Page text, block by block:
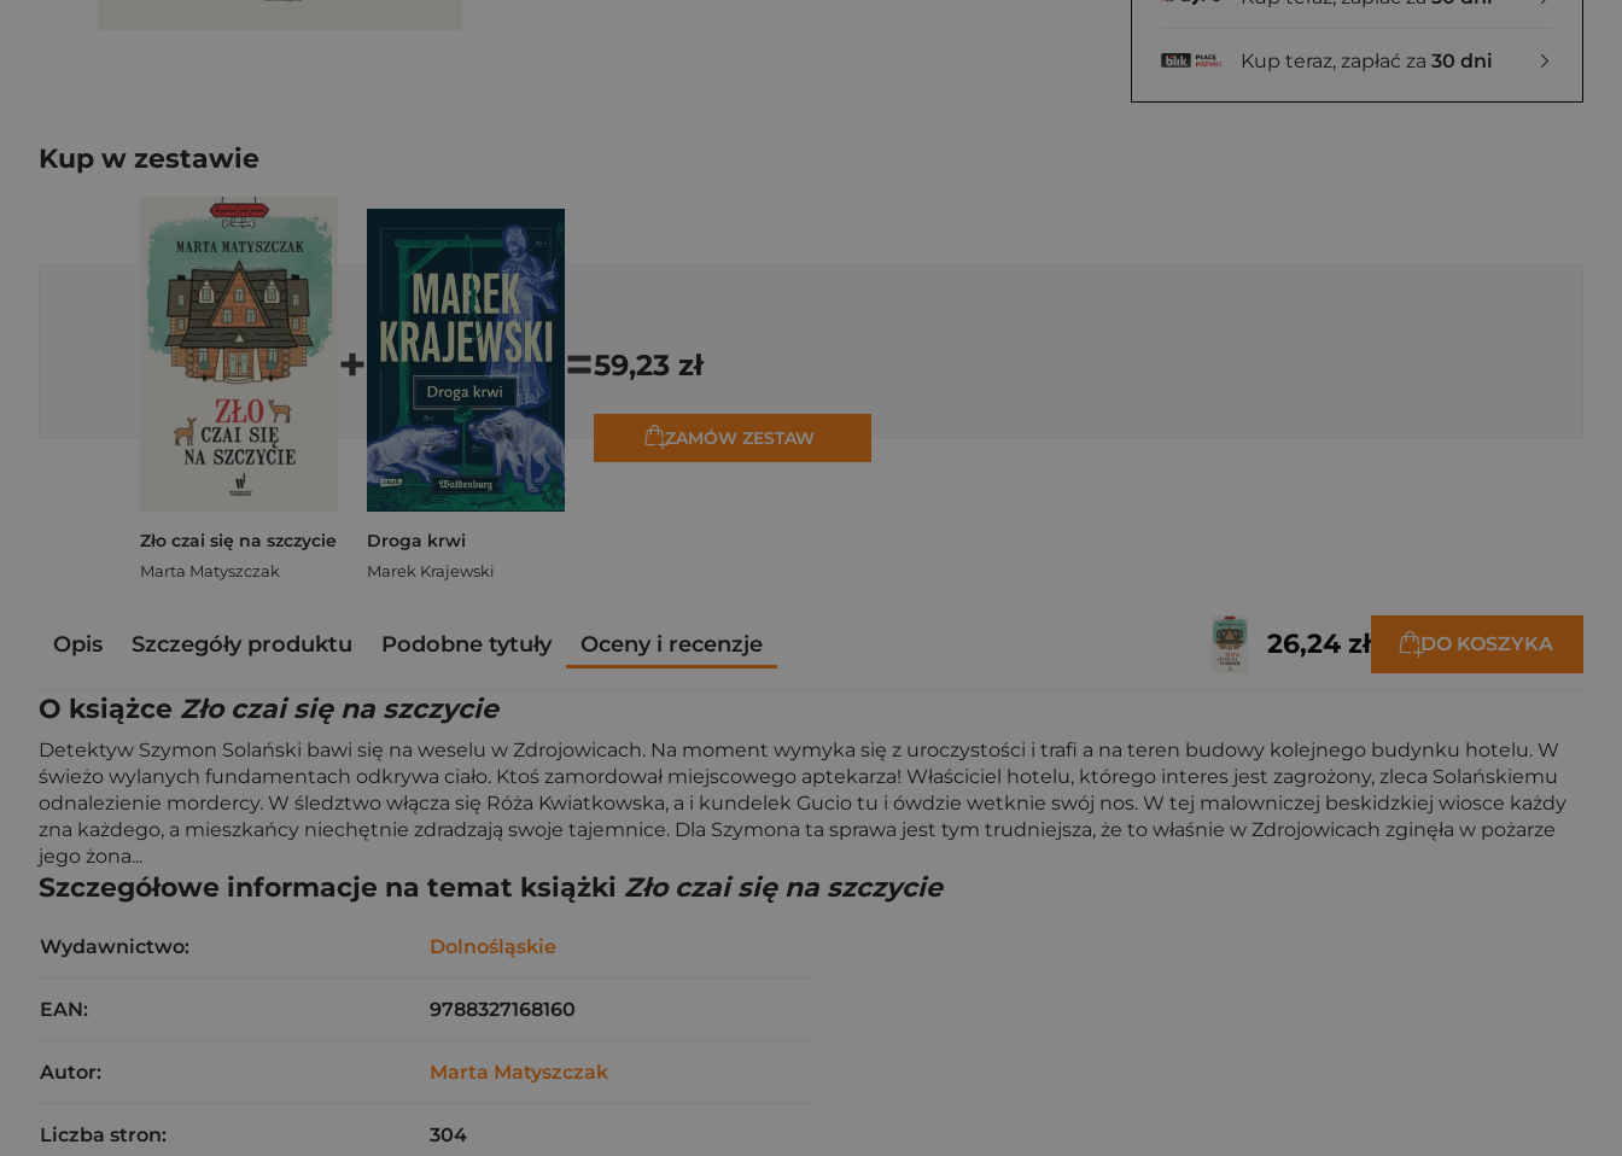
Kup teraz, zapłać za 30 dni
Kup w zestawie
Zło czai się na szczycie
Marta Matyszczak
+
Droga krwi
Marek Krajewski
=59,23 zł
ZAMÓW ZESTAW
Opis Szczegóły produktu Podobne tytuły Oceny i recenzje 26,24 zł DO KOSZYKA
O książce Zło czai się na szczycie
Detektyw Szymon Solański bawi się na weselu w Zdrojowicach. Na moment wymyka się z uroczystości i trafi a na teren budowy kolejnego budynku hotelu. W
świeżo wylanych fundamentach odkrywa ciało. Ktoś zamordował miejscowego aptekarza! Właściciel hotelu, którego interes jest zagrożony, zleca Solańskiemu
odnalezienie mordercy. W śledztwo włącza się Róża Kwiatkowska, a i kundelek Gucio tu i ówdzie wetknie swój nos. W tej malowniczej beskidzkiej wiosce każdy
zna każdego, a mieszkańcy niechętnie zdradzają swoje tajemnice. Dla Szymona ta sprawa jest tym trudniejsza, że to właśnie w Zdrojowicach zginęła w pożarze
jego żona...
Szczegółowe informacje na temat książki Zło czai się na szczycie
Wydawnictwo: Dolnośląskie
EAN: 9788327168160
Autor: Marta Matyszczak
Liczba stron: 304